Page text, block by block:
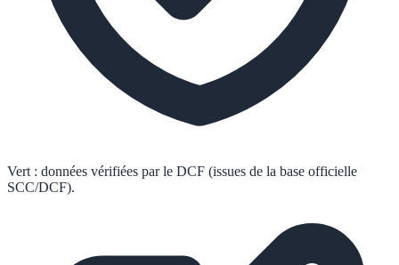
Vert : données vérifiées par le DCF (issues de la base officielle
SCC/DCF).